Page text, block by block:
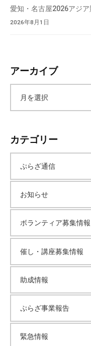
愛知・名古屋2026アジア
2026年8月1日
アーカイブ
カ
イ
ブ
カテゴリー
ぷらざ通信
お知らせ
ボランティア募集情報
催し・講座募集情報
助成情報
ぷらざ事業報告
緊急情報